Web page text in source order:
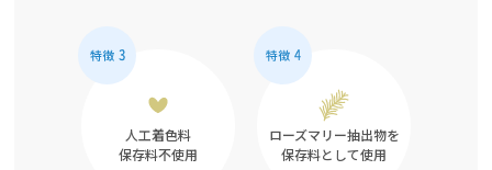
人工着色料
保存料不使用
ローズマリー抽出物を
保存料として使用